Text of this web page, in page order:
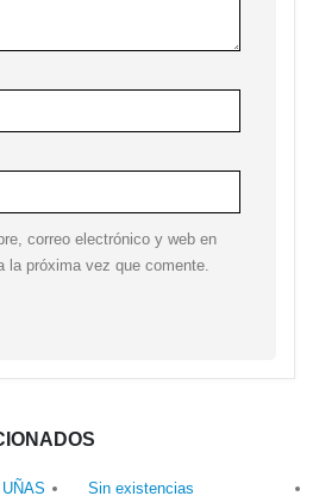
correo electrónico y web en
la próxima vez que comente.
Sin existencias